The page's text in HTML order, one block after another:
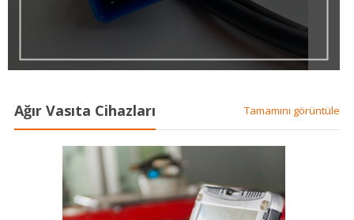
Ağır Vasıta Cihazları Tamamını görüntüle